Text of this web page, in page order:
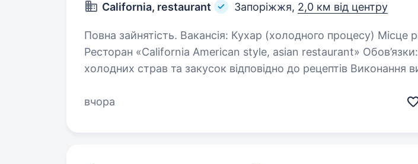
California, restaurant Запоріжжя, 2,0 км від центру
Повна зайнятість. Вакансія: Кухар (холодного процесу) Місце роботи:
Ресторан «California American style, asian restaurant» Обов’язки: Підготовка
холодних страв та закусок відповідно до рецептів Виконання вимог щодо
вчора